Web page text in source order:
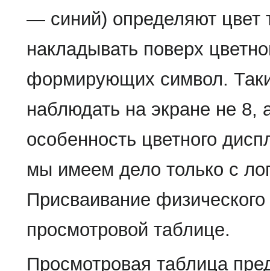
— синий) определяют цвет
накладывать поверх
формирующих символ.
наблюдать на экране не 8,
особенность цветного
мы имеем дело только с
Присваивание
просмотровой таблице.
Просмотровая таблица